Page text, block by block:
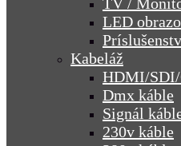
LED
Kabeláž
HDMI/
Dmx káble
Signál
230v káble